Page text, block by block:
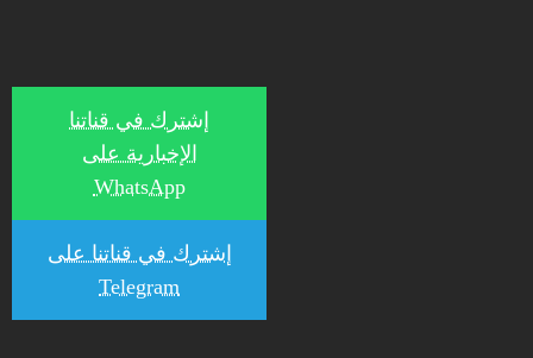
إشترك في قناتنا
الإخبارية على
WhatsApp
إشترك في قناتنا على
Telegram